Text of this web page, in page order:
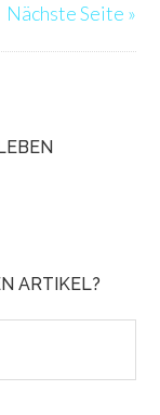
Nächste Seite »
ARTIKEL?